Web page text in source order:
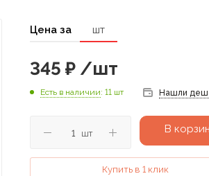
Цена за шт
345 ₽/шт
Есть в наличии: 11 шт Нашли
шт В
Купить в 1 клик